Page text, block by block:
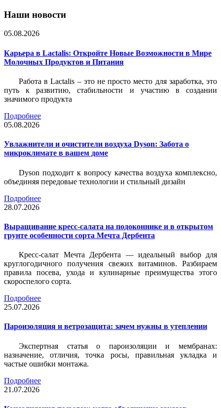
Наши новости
05.08.2026
Карьера в Lactalis: Откройте Новые Возможности в Мире
Молочных Продуктов и Питания
Работа в Lactalis – это не просто место для заработка, это
путь к развитию, стабильности и участию в создании
значимого продукта
Подробнее
05.08.2026
Увлажнители и очистители воздуха Dyson: Забота о
микроклимате в вашем доме
Dyson подходит к вопросу качества воздуха комплексно,
объединяя передовые технологии и стильный дизайн
Подробнее
28.07.2026
Выращивание кресс-салата на подоконнике и в открытом
грунте особенности сорта Мечта Дербента
Кресс-салат Мечта Дербента — идеальный выбор для
круглогодичного получения свежих витаминов. Разбираем
правила посева, ухода и кулинарные преимущества этого
скороспелого сорта.
Подробнее
25.07.2026
Пароизоляция и ветрозащита: зачем нужны в утеплении
Экспертная статья о пароизоляции и мембранах:
назначение, отличия, точка росы, правильная укладка и
частые ошибки монтажа.
Подробнее
21.07.2026